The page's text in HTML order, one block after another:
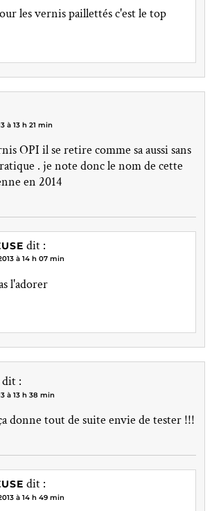
les vernis paillettés c'est le top
à 13 h 21 min
OPI il se retire comme sa aussi sans
. je note donc le nom de cette
en 2014
dit :
à 14 h 07 min
l'adorer
dit :
à 13 h 38 min
donne tout de suite envie de tester !!!
dit :
à 14 h 49 min